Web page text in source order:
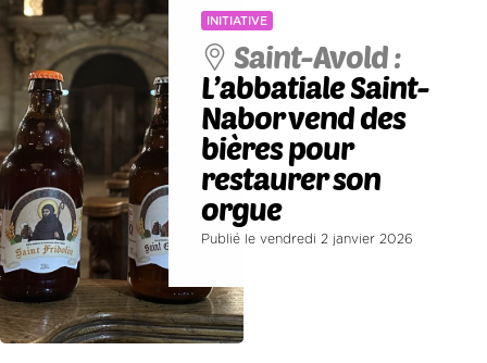
INITIATIVE
Saint-Avold :
L’abbatiale Saint-
Nabor vend des
bières pour
restaurer son
orgue
Publié le vendredi 2 janvier 2026